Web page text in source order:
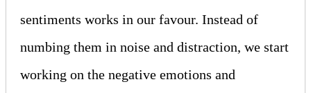
sentiments works in our favour. Instead of
numbing them in noise and distraction, we start
working on the negative emotions and